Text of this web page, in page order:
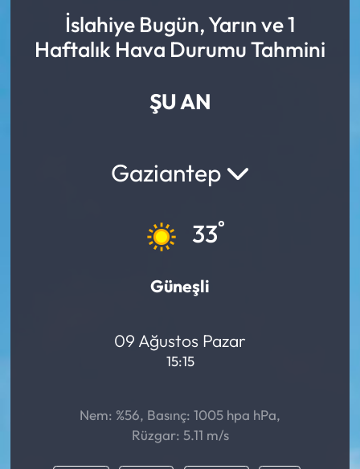
İslahiye Bugün, Yarın ve 1
Haftalık Hava Durumu Tahmini
ŞU AN
Gaziantep
33°
Güneşli
09 Ağustos Pazar
15:15
Nem: %56, Basınç: 1005 hpa hPa,
Rüzgar: 5.11 m/s
Son Dakika Haberleri
Haber Arşivi